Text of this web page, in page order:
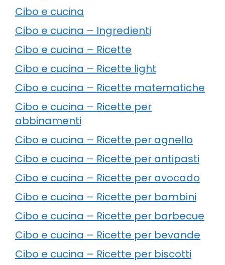
Cibo e cucina
Cibo e cucina – Ingredienti
Cibo e cucina – Ricette
Cibo e cucina – Ricette light
Cibo e cucina – Ricette matematiche
Cibo e cucina – Ricette per
abbinamenti
Cibo e cucina – Ricette per agnello
Cibo e cucina – Ricette per antipasti
Cibo e cucina – Ricette per avocado
Cibo e cucina – Ricette per bambini
Cibo e cucina – Ricette per barbecue
Cibo e cucina – Ricette per bevande
Cibo e cucina – Ricette per biscotti